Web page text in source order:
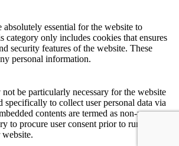
absolutely essential for the website to
category only includes cookies that ensures
security features of the website. These
personal information.
be particularly necessary for the website
specifically to collect user personal data via
contents are termed as non-necessary
to procure user consent prior to running